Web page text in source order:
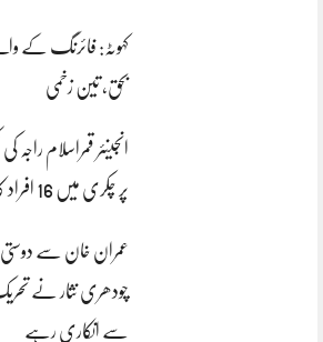
کہوٹہ: فائرنگ کے
بحق، تین زخمی
انجینئر قمراسلام
پر چکری میں 16 افراد کا کامیاب ریسکیو
عمران خان سے
چودھری نثار نے
سے انکاری رہے